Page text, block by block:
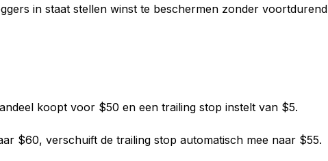
in staat stellen winst te beschermen zonder voortdurend
koopt voor $50 en een trailing stop instelt van $5.
$60, verschuift de trailing stop automatisch mee naar $55.